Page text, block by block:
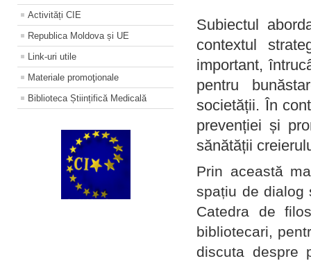
Activități CIE
Republica Moldova și UE
Link-uri utile
Materiale promoţionale
Biblioteca Științifică Medicală
Subiectul
contextul
important,
pentru
societății. În
prevenției și
sănătății
Prin această
spațiu de dialog
Catedra de
bibliotecari,
discuta despre